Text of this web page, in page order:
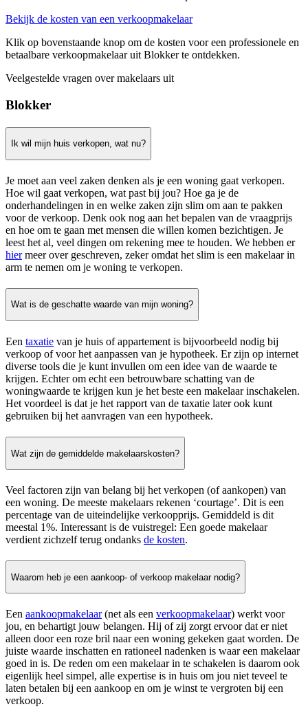
Bekijk de kosten van een verkoopmakelaar
Klik op bovenstaande knop om de kosten voor een professionele en
betaalbare verkoopmakelaar uit Blokker te ontdekken.
Veelgestelde vragen over makelaars uit
Blokker
Ik wil mijn huis verkopen, wat nu?
Je moet aan veel zaken denken als je een woning gaat verkopen.
Hoe wil gaat verkopen, wat past bij jou? Hoe ga je de
onderhandelingen in en welke zaken zijn slim om aan te pakken
voor de verkoop. Denk ook nog aan het bepalen van de vraagprijs
en hoe om te gaan met mensen die willen komen bezichtigen. Je
leest het al, veel dingen om rekening mee te houden. We hebben er
hiermeer over geschreven, zeker omdat het slim is een makelaar in
arm te nemen om je woning te verkopen.
Wat is de geschatte waarde van mijn woning?
Een taxatie van je huis of appartement is bijvoorbeeld nodig bij
verkoop of voor het aanpassen van je hypotheek. Er zijn op internet
diverse tools die je kunt invullen om een idee van de waarde te
krijgen. Echter om echt een betrouwbare schatting van de
woningwaarde te krijgen kun je het beste een makelaar inschakelen.
Het voordeel is dat je het rapport van de taxatie later ook kunt
gebruiken bij het aanvragen van een hypotheek.
Wat zijn de gemiddelde makelaarskosten?
Veel factoren zijn van belang bij het verkopen (of aankopen) van
een woning. De meeste makelaars rekenen ‘courtage’. Dit is een
percentage van de uiteindelijke verkoopprijs. Gemiddeld is dit
meestal 1%. Interessant is de vuistregel: Een goede makelaar
verdient zichzelf terug ondanks de kosten.
Waarom heb je een aankoop- of verkoop makelaar nodig?
Een aankoopmakelaar(net als een verkoopmakelaar) werkt voor
jou, en behartigt jouw belangen. Hij of zij zorgt ervoor dat er niet
alleen door een roze bril naar een woning gekeken gaat worden. De
juiste waarde inschatten en rationeel nadenken is waar een makelaar
goed in is. De reden om een makelaar in te schakelen is daarom ook
eigenlijk heel simpel, alle expertise is in huis om jou niet teveel te
laten betalen bij een aankoop en om je winst te vergroten bij een
verkoop.